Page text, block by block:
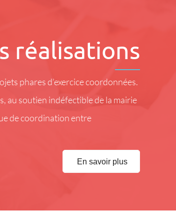
réalisations
phares d’exercice coordonnées.
au soutien indéfectible de la mairie
de coordination entre
En savoir plus